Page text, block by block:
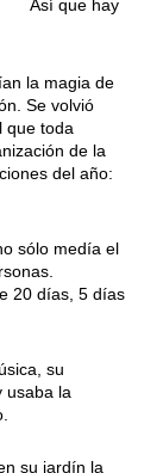
Así que hay
la magia de
Se volvió
que toda
de la
del año:
sólo medía el
20 días, 5 días
su
usaba la
su jardín la